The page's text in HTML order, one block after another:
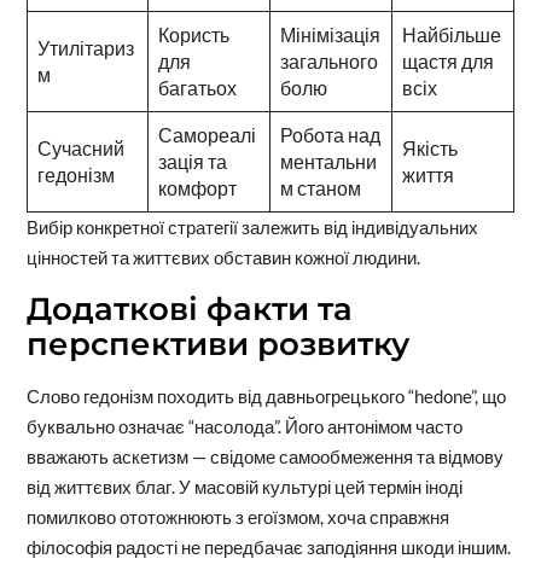
Утилітариз
м
Користь
для
багатьох
Мінімізація
загального
болю
Найбільше
щастя для
всіх
Сучасний
гедонізм
Самореалі
зація та
комфорт
Робота над
ментальни
м станом
Якість
життя
Вибір конкретної стратегії залежить від індивідуальних
цінностей та життєвих обставин кожної людини.
Додаткові факти та
перспективи розвитку
Слово гедонізм походить від давньогрецького “hedone”, що
буквально означає “насолода”. Його антонімом часто
вважають аскетизм — свідоме самообмеження та відмову
від життєвих благ. У масовій культурі цей термін іноді
помилково ототожнюють з егоїзмом, хоча справжня
філософія радості не передбачає заподіяння шкоди іншим.